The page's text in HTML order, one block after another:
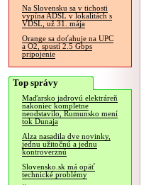
Na Slovensku sa v tichosti
vypína ADSL v lokalitách s
VDSL, už 31. mája
Orange sa doťahuje na UPC
a O2, spustí 2.5 Gbps
pripojenie
Top správy
Maďarsko jadrovú elektráreň
nakoniec kompletne
neodstavilo, Rumunsko mení
tok Dunaja
Alza nasadila dve novinky,
jednu užitočnú a jednu
kontroverznú
Slovensko.sk má opäť
technické problémy